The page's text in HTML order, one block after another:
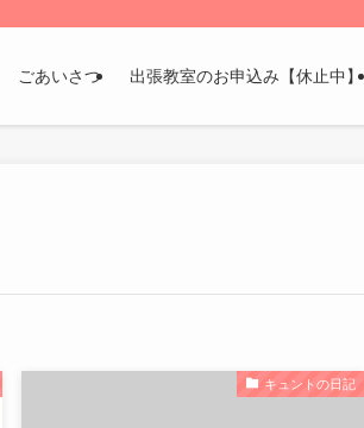
ごあいさつ 出張教室のお申込み【休止中】
キュントの日記